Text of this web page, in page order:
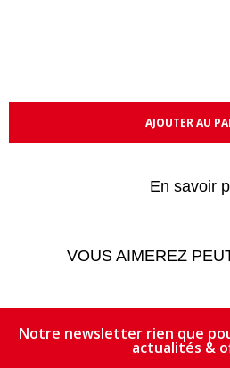
AJOUTER AU
En savoir
VOUS AIMEREZ
Notre newsletter rien que
actualités &